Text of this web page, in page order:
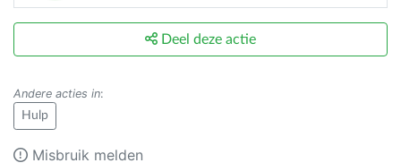
Deel deze actie
Andere acties in:
Hulp
Misbruik melden